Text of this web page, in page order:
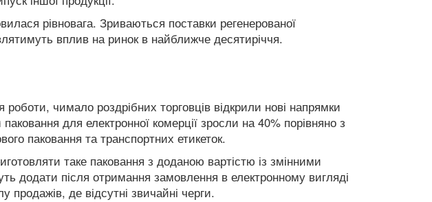
рівновага. Зриваються поставки регенерованої
вплив на ринок в найближче десятиріччя.
чимало роздрібних торговців відкрили нові напрямки
для електронної комерції зросли на 40% порівняно з
паковання та транспортних етикеток.
таке паковання з доданою вартістю із змінними
додати після отримання замовлення в електронному вигляді
продажів, де відсутні звичайні черги.